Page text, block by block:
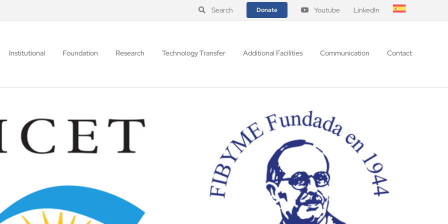
Search Donate Youtube LinkedIn
Institutional Foundation Research Technology Transfer Additional Facilities Communication Contact